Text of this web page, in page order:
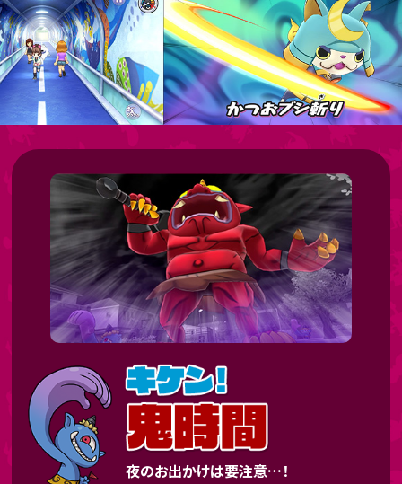
夜のお出かけは要注意…！